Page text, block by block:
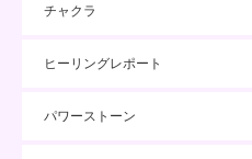
チャクラ
ヒーリングレポート
パワーストーン